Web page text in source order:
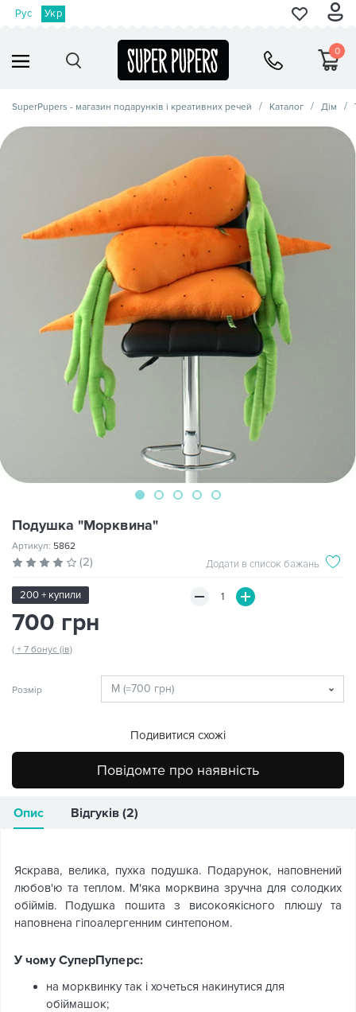
Рус Укр
0
SuperPupers - магазин подарунків і креативних речей Каталог Дім
Подушка "Морквина"
Артикул: 5862
(2) Додати в список бажань
200 + купили
700 грн
( + 7 бонус (ів)
Розмір
Подивитися схожі
Повідомте про наявність
Опис Відгуків (2)
Яскрава, велика, пухка подушка. Подарунок, наповнений
любов'ю та теплом. М'яка морквина зручна для солодких
обіймів. Подушка пошита з високоякісного плюшу та
наповнена гіпоалергенним синтепоном.
У чому СуперПуперс:
на морквинку так і хочеться накинутися для
обіймашок;